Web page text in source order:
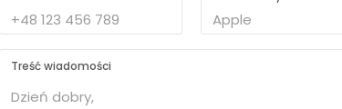
Treść wiadomości